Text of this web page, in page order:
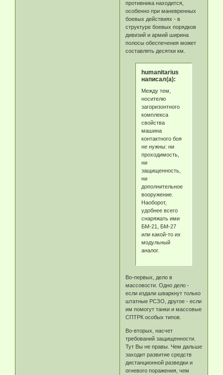
противника находится,
особенно при маневренных
боевых действиях - в
структуре боевых порядков
дивизий и армий ширина
полосы обеспечения может
составлять десятки км.
humanitarius
написал(а):
Между тем,
носителю
загоризонтного
комплекса
свойства
машина
контактного боя
не нужны: ни
проходимость,
ни
защищенность,
ни
дополнительное
вооружение.
Наоборот,
удобнее всего
снаряжать ими
БМ-21, БМ-27
или какой-то их
модульный
аналог.
Во-первых, дело в
массовости. Одно дело -
если издали шваркнут только
штатные РСЗО, другое - если
им помогут танки и массовые
СПТРК особых типов.
Во-вторых, насчет
требований защищенности.
Тут Вы не правы. Чем дальше
заходит развитие средств
дистанционной разведки и
огневого поражения, чем